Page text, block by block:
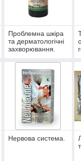
Проблемна шкіра
та дерматологічні
захворювання.
Нервова система.